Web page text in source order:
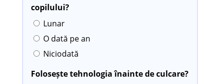
copilului?
Lunar
O dată pe an
Niciodată
Folosește tehnologia înainte de culcare?